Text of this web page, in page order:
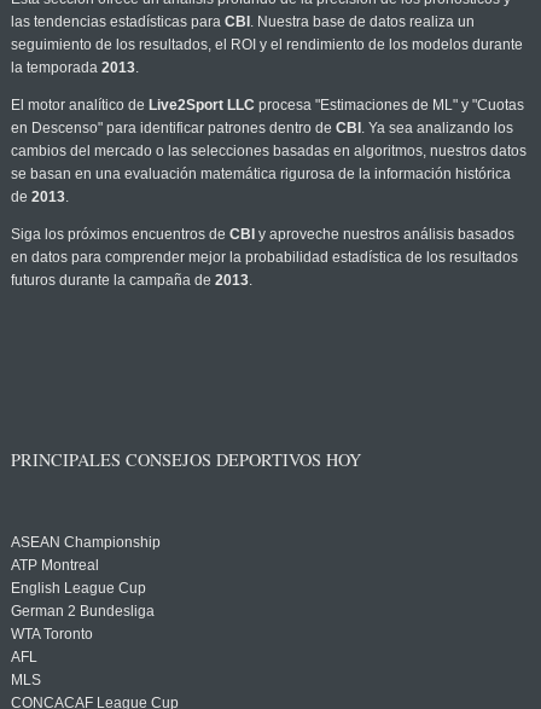
las tendencias estadísticas para CBI . Nuestra base de datos realiza un
seguimiento de los resultados, el ROI y el rendimiento de los modelos durante
la temporada 2013.
El motor analítico de Live2Sport LLC procesa "Estimaciones de ML" y "Cuotas
en Descenso" para identificar patrones dentro de CBI . Ya sea analizando los
cambios del mercado o las selecciones basadas en algoritmos, nuestros datos
se basan en una evaluación matemática rigurosa de la información histórica
de 2013.
Siga los próximos encuentros de CBI y aproveche nuestros análisis basados
en datos para comprender mejor la probabilidad estadística de los resultados
futuros durante la campaña de 2013.
PRINCIPALES CONSEJOS DEPORTIVOS HOY
ASEAN Championship
ATP Montreal
English League Cup
German 2 Bundesliga
WTA Toronto
AFL
MLS
CONCACAF League Cup